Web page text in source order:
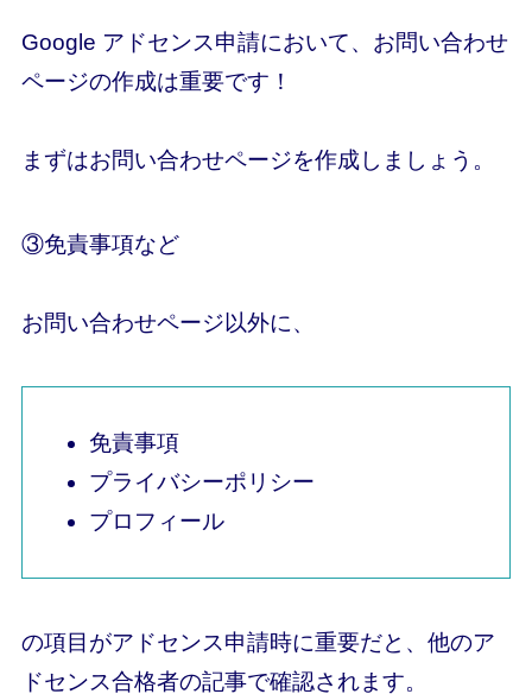
Google アドセンス申請において、お問い合わせ
ページの作成は重要です！
まずはお問い合わせページを作成しましょう。
③免責事項など
お問い合わせページ以外に、
免責事項
プライバシーポリシー
プロフィール
の項目がアドセンス申請時に重要だと、他のア
ドセンス合格者の記事で確認されます。